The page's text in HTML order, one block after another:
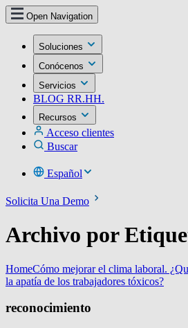
Open Navigation
Soluciones
Conócenos
Servicios
BLOG RR.HH.
Recursos
Acceso clientes
Buscar
Español
Solicita Una Demo
Archivo por
HomeCómo mejorar el clima laboral.
la apatía de los trabajadores tóxicos?
reconocimiento